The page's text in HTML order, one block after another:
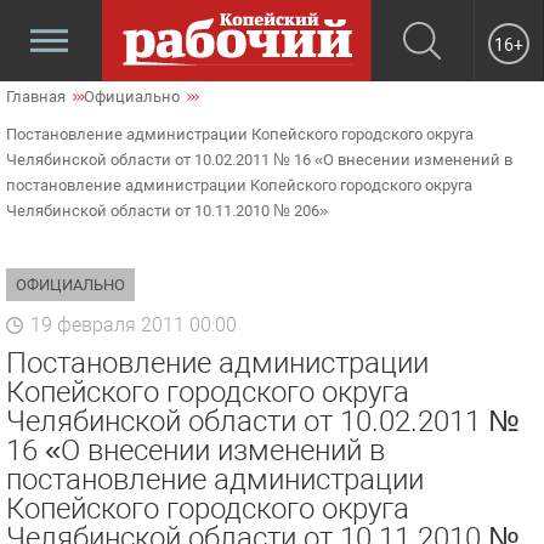
16+
Главная Официально
Постановление администрации Копейского городского округа
Челябинской области от 10.02.2011 № 16 «О внесении изменений в
постановление администрации Копейского городского округа
Челябинской области от 10.11.2010 № 206»
ОФИЦИАЛЬНО
19 февраля 2011 00:00
Постановление администрации
Копейского городского округа
Челябинской области от 10.02.2011 №
16 «О внесении изменений в
постановление администрации
Копейского городского округа